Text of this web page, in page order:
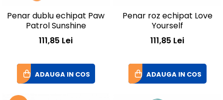
Penar dublu echipat Paw
Patrol Sunshine
111,85 Lei
ADAUGA IN COS
Penar roz echipat Love
Yourself
111,85 Lei
ADAUGA IN COS